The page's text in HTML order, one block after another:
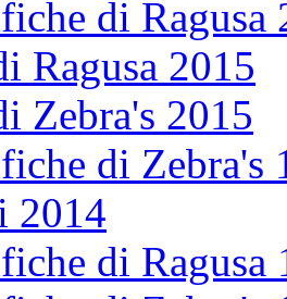
di Ragusa
Ragusa 2015
Zebra's 2015
di Zebra's
2014
di Ragusa